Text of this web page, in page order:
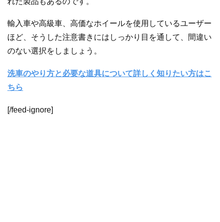
輸入車や高級車、高価なホイールを使用しているユーザー
ほど、そうした注意書きにはしっかり目を通して、間違い
のない選択をしましょう。
洗車のやり方と必要な道具について詳しく知りたい方はこ
ちら
[/feed-ignore]